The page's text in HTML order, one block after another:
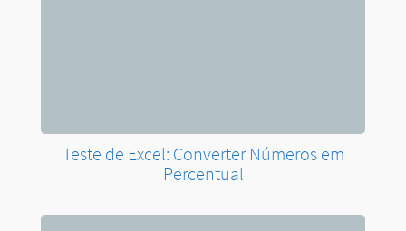
Teste de Excel: Converter Números em
Percentual